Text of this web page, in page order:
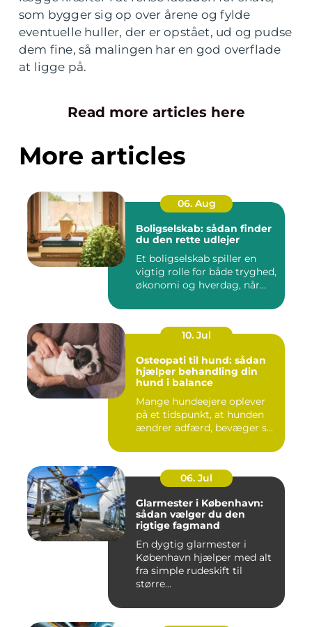
som bygger sig op over årene og fylde
eventuelle huller, der er opstået, ud og pudse
dem fine, så malingen har en god overflade
at ligge på.
Read more articles here
More articles
06. Aug
Boligselskab: sådan finder
du den rette udlejer
Et boligselskab spiller en
vigtig rolle for både tryghed,
økonomi og hverdag, når...
10. Jul
Osteopati til hund: sådan
hjælper behandling din
hund i balance
Mange hundeejere oplever
på et tidspunkt, at hunden
ændrer adfærd, bevæger s...
06. Jul
Glarmester i København:
sådan vælger du den
rigtige fagmand
En dygtig glarmester i
København hjælper med alt
fra simple rudeskift til
større...